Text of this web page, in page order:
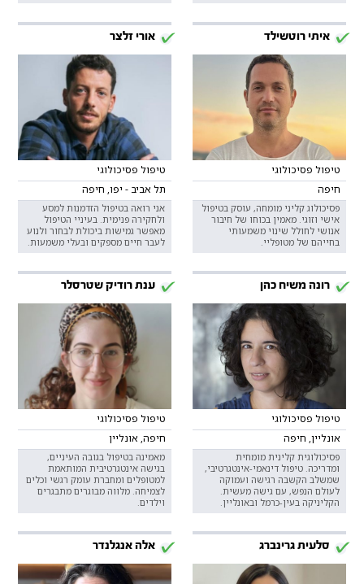
איתי רוטשילד
טיפול פסיכולוגי
חיפה
פסיכולוג קליני מומחה, עוסק בטיפול
אישי וזוגי. מאמין בכוחו של חיבור
אנושי לחולל שינוי משמעותי
בחייהם של מטופליי.
אורי זלצר
טיפול פסיכולוגי
תל אביב - יפו, חיפה
אני רואה בטיפול הזדמנות למסע
ולחקירה פנימית. בעיניי הטיפול
מאפשר גמישות ביכולת לבחור ולנוע
לעבר חיים מספקים ובעלי משמעות.
רונה משיח כהן
טיפול פסיכולוגי
אונליין, חיפה
פסיכולוגית קלינית מומחית
ומדריכה. טיפול דינאמי-אינטגרטיבי,
שמשלב הקשבה רגישה ועמוקה
לעולם הנפש, עם גישה מעשית.
הקליניקה בעין-כרמל ובאונליין.
ענת רודיק שטרסלר
טיפול פסיכולוגי
חיפה, אונליין
מאמינה בטיפול בגובה העיניים,
בגישה אינטגרטיבית המותאמת
למטופלים ומחברת עומק רגשי וכלים
לצמיחה. מלווה מבוגרים מתבגרים
וילדים.
סלעית גרינברג אלה אנגלנדר